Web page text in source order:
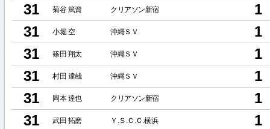
31
菊谷 篤資 クリアソン新宿
1
31
小堀 空 沖縄ＳＶ
1
31
篠田 翔太 沖縄ＳＶ
1
31
村田 達哉 沖縄ＳＶ
1
31
岡本 達也 クリアソン新宿
1
31
武田 拓磨 Ｙ.Ｓ.Ｃ.Ｃ.横浜
1